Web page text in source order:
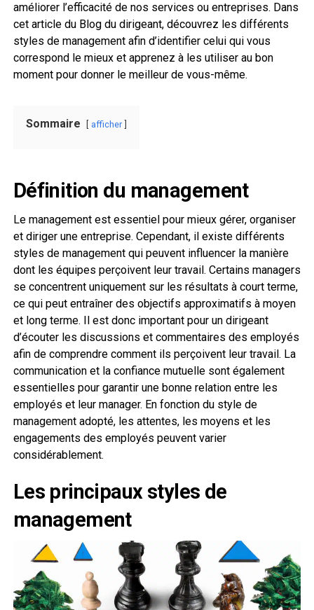
améliorer l’efficacité de nos services ou entreprises. Dans
cet article du Blog du dirigeant, découvrez les différents
styles de management afin d’identifier celui qui vous
correspond le mieux et apprenez à les utiliser au bon
moment pour donner le meilleur de vous-même.
Sommaire afficher
Définition du management
Le management est essentiel pour mieux gérer, organiser
et diriger une entreprise. Cependant, il existe différents
styles de management qui peuvent influencer la manière
dont les équipes perçoivent leur travail. Certains managers
se concentrent uniquement sur les résultats à court terme,
ce qui peut entraîner des objectifs approximatifs à moyen
et long terme. Il est donc important pour un dirigeant
d’écouter les discussions et commentaires des employés
afin de comprendre comment ils perçoivent leur travail. La
communication et la confiance mutuelle sont également
essentielles pour garantir une bonne relation entre les
employés et leur manager. En fonction du style de
management adopté, les attentes, les moyens et les
engagements des employés peuvent varier
considérablement.
Les principaux styles de
management